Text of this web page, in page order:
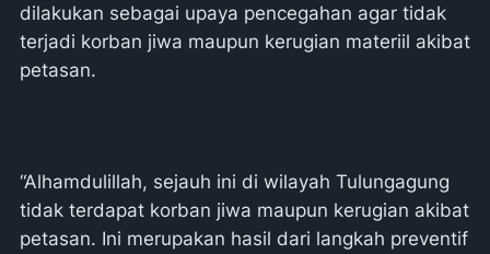
dilakukan sebagai upaya pencegahan agar tidak
terjadi korban jiwa maupun kerugian materiil akibat
petasan.
“Alhamdulillah, sejauh ini di wilayah Tulungagung
tidak terdapat korban jiwa maupun kerugian akibat
petasan. Ini merupakan hasil dari langkah preventif